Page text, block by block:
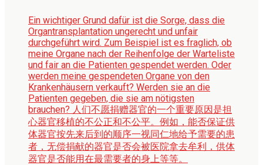
Ein wichtiger Grund dafür ist die Sorge, dass die
Organtransplantation ungerecht und unfair
durchgeführt wird. Zum Beispiel ist es fraglich, ob
meine Organe nach der Reihenfolge der Warteliste
und fair an die Patienten gespendet werden. Oder
werden meine gespendeten Organe von den
Krankenhäusern verkauft? Werden sie an die
Patienten gegeben, die sie am nötigsten
brauchen? 人们不愿捐赠器官的一个重要原因是担
心器官移植的不公正和不公平。例如，能否保证供
体器官按先来后到的顺序一视同仁地给予需要的患
者，无偿捐献的器官是否会被医院拿去牟利，供体
器官是否能用在最需要者的身上等等。